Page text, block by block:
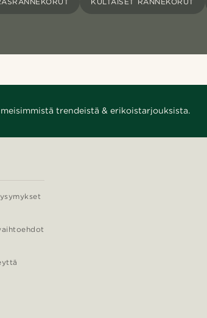
trendeistä & erikoistarjouksista.